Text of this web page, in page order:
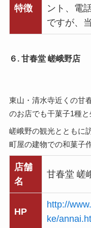
特徴
ント、電
ですが、
６. 甘春堂 嵯峨野店
東山・清水寺近くの甘
のお店でも干菓子1種と
嵯峨野の観光とともに
町屋の建物での和菓子
店舗
名
甘春堂 嵯
HP
http://
ke/